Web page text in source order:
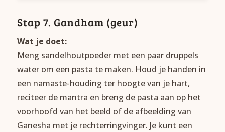
Stap 7. Gandham (geur)
Wat je doet:
Meng sandelhoutpoeder met een paar druppels
water om een pasta te maken. Houd je handen in
een namaste-houding ter hoogte van je hart,
reciteer de mantra en breng de pasta aan op het
voorhoofd van het beeld of de afbeelding van
Ganesha met je rechterringvinger. Je kunt een